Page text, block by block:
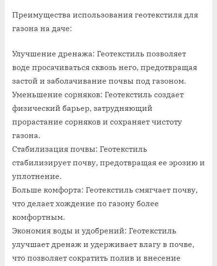
даче
Преимущества использования геотекстиля для
газона на даче:
Улучшение дренажа: Геотекстиль позволяет
воде просачиваться сквозь него, предотвращая
застой и заболачивание почвы под газоном.
Уменьшение сорняков: Геотекстиль создает
физический барьер, затрудняющий
прорастание сорняков и сохраняет чистоту
газона.
Стабилизация почвы: Геотекстиль
стабилизирует почву, предотвращая ее эрозию и
уплотнение.
Больше комфорта: Геотекстиль смягчает почву,
что делает хождение по газону более
комфортным.
Экономия воды и удобрений: Геотекстиль
улучшает дренаж и удерживает влагу в почве,
что позволяет сократить полив и внесение